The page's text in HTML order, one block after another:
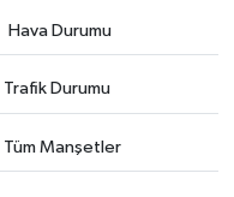
Hava Durumu
Trafik Durumu
Tüm Manşetler